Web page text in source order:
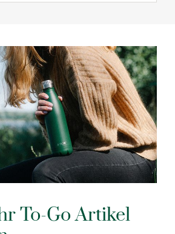
To-Go Artikel